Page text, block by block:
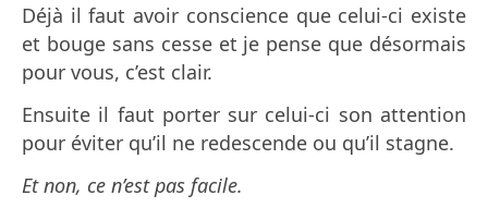
Déjà il faut avoir conscience que celui-ci existe
et bouge sans cesse et je pense que désormais
pour vous, c’est clair.
Ensuite il faut porter sur celui-ci son attention
pour éviter qu’il ne redescende ou qu’il stagne.
Et non, ce n’est pas facile.